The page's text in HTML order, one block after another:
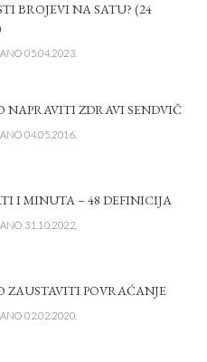
BROJEVI NA SATU? (24
05.04.2023.
NAPRAVITI ZDRAVI SENDVIČ
04.05.2016.
I MINUTA – 48 DEFINICIJA
31.10.2022.
ZAUSTAVITI POVRAĆANJE
02.02.2020.